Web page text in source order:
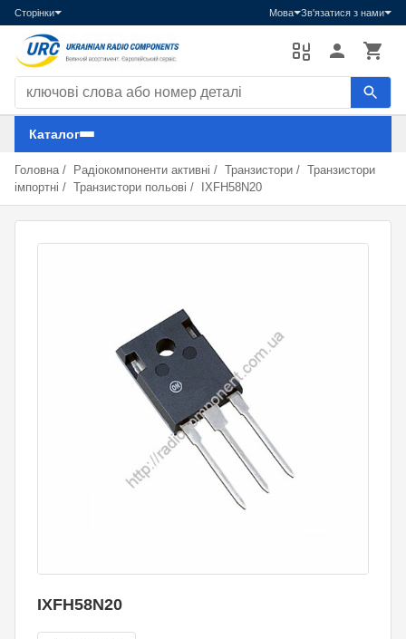
Сторінки Мова Зв'язатися з нами
Пошук компонентів
Каталог
Головна / Радіокомпоненти активні / Транзистори / Транзистори
імпортні / Транзистори польові / IXFH58N20
IXFH58N20